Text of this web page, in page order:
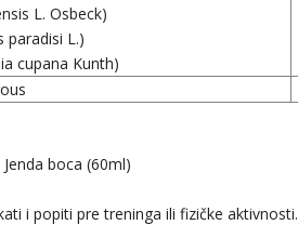
L. Osbeck)
paradisi L.)
cupana Kunth)
Jenda boca (60ml)
i popiti pre treninga ili fizičke aktivnosti.